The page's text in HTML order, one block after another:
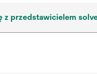
z przedstawicielem